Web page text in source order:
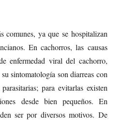
comunes, ya que se hospitalizan
En cachorros, las causas
enfermedad viral del cachorro,
sintomatología son diarreas con
para evitarlas existen
desde bien pequeños. En
ser por diversos motivos. De